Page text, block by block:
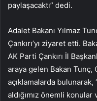
paylaşacaktı” dedi.
Adalet Bakanı Yılmaz
Çankırı’yı ziyaret etti.
AK Parti Çankırı İl
araya gelen Bakan Tunç,
açıklamalarda bulunarak,
aldığımız önemli